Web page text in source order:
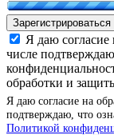
Зарегистрироваться
Я даю
числе
обработки и
Я даю согласие на
подтверждаю, что
Политикой